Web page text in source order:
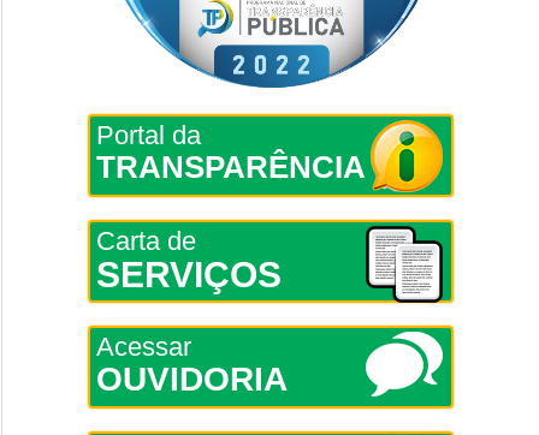
Portal da
TRANSPARÊNCIA
Carta de
SERVIÇOS
Acessar
OUVIDORIA